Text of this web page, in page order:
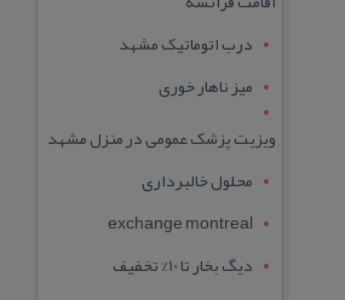
درب اتوماتیک مشهد
میز ناهار خوری
ویزیت پزشک عمومی در منزل مشهد
محلول خالبرداری
exchange montreal
دیگ بخار تا 10% تخفیف